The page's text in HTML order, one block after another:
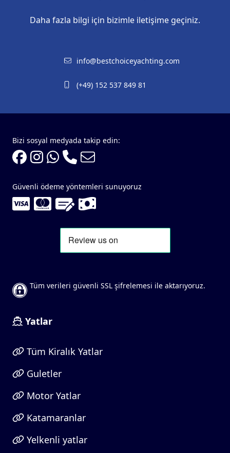
Daha fazla bilgi için bizimle iletişime geçiniz.
info@bestchoiceyachting.com
(+49) 152 537 849 81
Bizi sosyal medyada takip edin:
Güvenli ödeme yöntemleri sunuyoruz
Tüm verileri güvenli SSL şifrelemesi ile aktarıyoruz.
Yatlar
Tüm Kiralık Yatlar
Guletler
Motor Yatlar
Katamaranlar
Yelkenli yatlar